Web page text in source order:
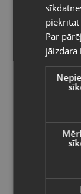
450.00€
€ /mēn.
JBL
Vietnes
valodā
Valsts
Par
jāizdara